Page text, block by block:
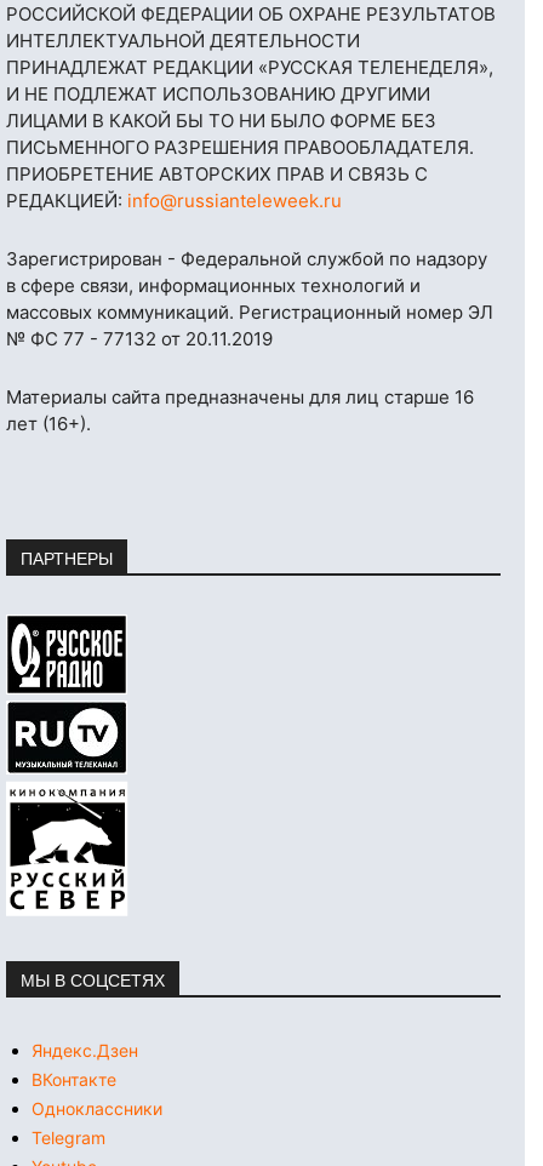
РОССИЙСКОЙ ФЕДЕРАЦИИ ОБ ОХРАНЕ РЕЗУЛЬТАТОВ
ИНТЕЛЛЕКТУАЛЬНОЙ ДЕЯТЕЛЬНОСТИ
ПРИНАДЛЕЖАТ РЕДАКЦИИ «РУССКАЯ ТЕЛЕНЕДЕЛЯ»,
И НЕ ПОДЛЕЖАТ ИСПОЛЬЗОВАНИЮ ДРУГИМИ
ЛИЦАМИ В КАКОЙ БЫ ТО НИ БЫЛО ФОРМЕ БЕЗ
ПИСЬМЕННОГО РАЗРЕШЕНИЯ ПРАВООБЛАДАТЕЛЯ.
ПРИОБРЕТЕНИЕ АВТОРСКИХ ПРАВ И СВЯЗЬ С
РЕДАКЦИЕЙ: info@russianteleweek.ru
Зарегистрирован - Федеральной службой по надзору
в сфере связи, информационных технологий и
массовых коммуникаций. Регистрационный номер ЭЛ
№ ФС 77 - 77132 от 20.11.2019
Материалы сайта предназначены для лиц старше 16
лет (16+).
ПАРТНЕРЫ
МЫ В СОЦСЕТЯХ
Яндекс.Дзен
ВКонтакте
Одноклассники
Telegram